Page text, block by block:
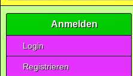
Anmelden
Login
Registrieren